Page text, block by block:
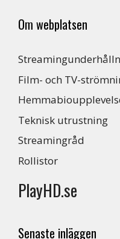
Om webplatsen
Film- och TV-
Teknisk utrustning
Streamingråd
Rollistor
PlayHD.se
Senaste inläggen